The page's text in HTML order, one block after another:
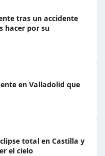
tras un accidente
hacer por su
en Valladolid que
total en Castilla y
el cielo